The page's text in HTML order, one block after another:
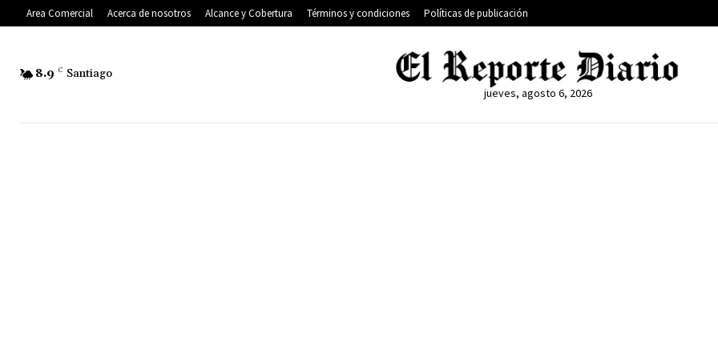
Area Comercial Acerca de nosotros Alcance y Cobertura Términos y condiciones Políticas de publicación
8.9 C Santiago
jueves, agosto 6, 2026